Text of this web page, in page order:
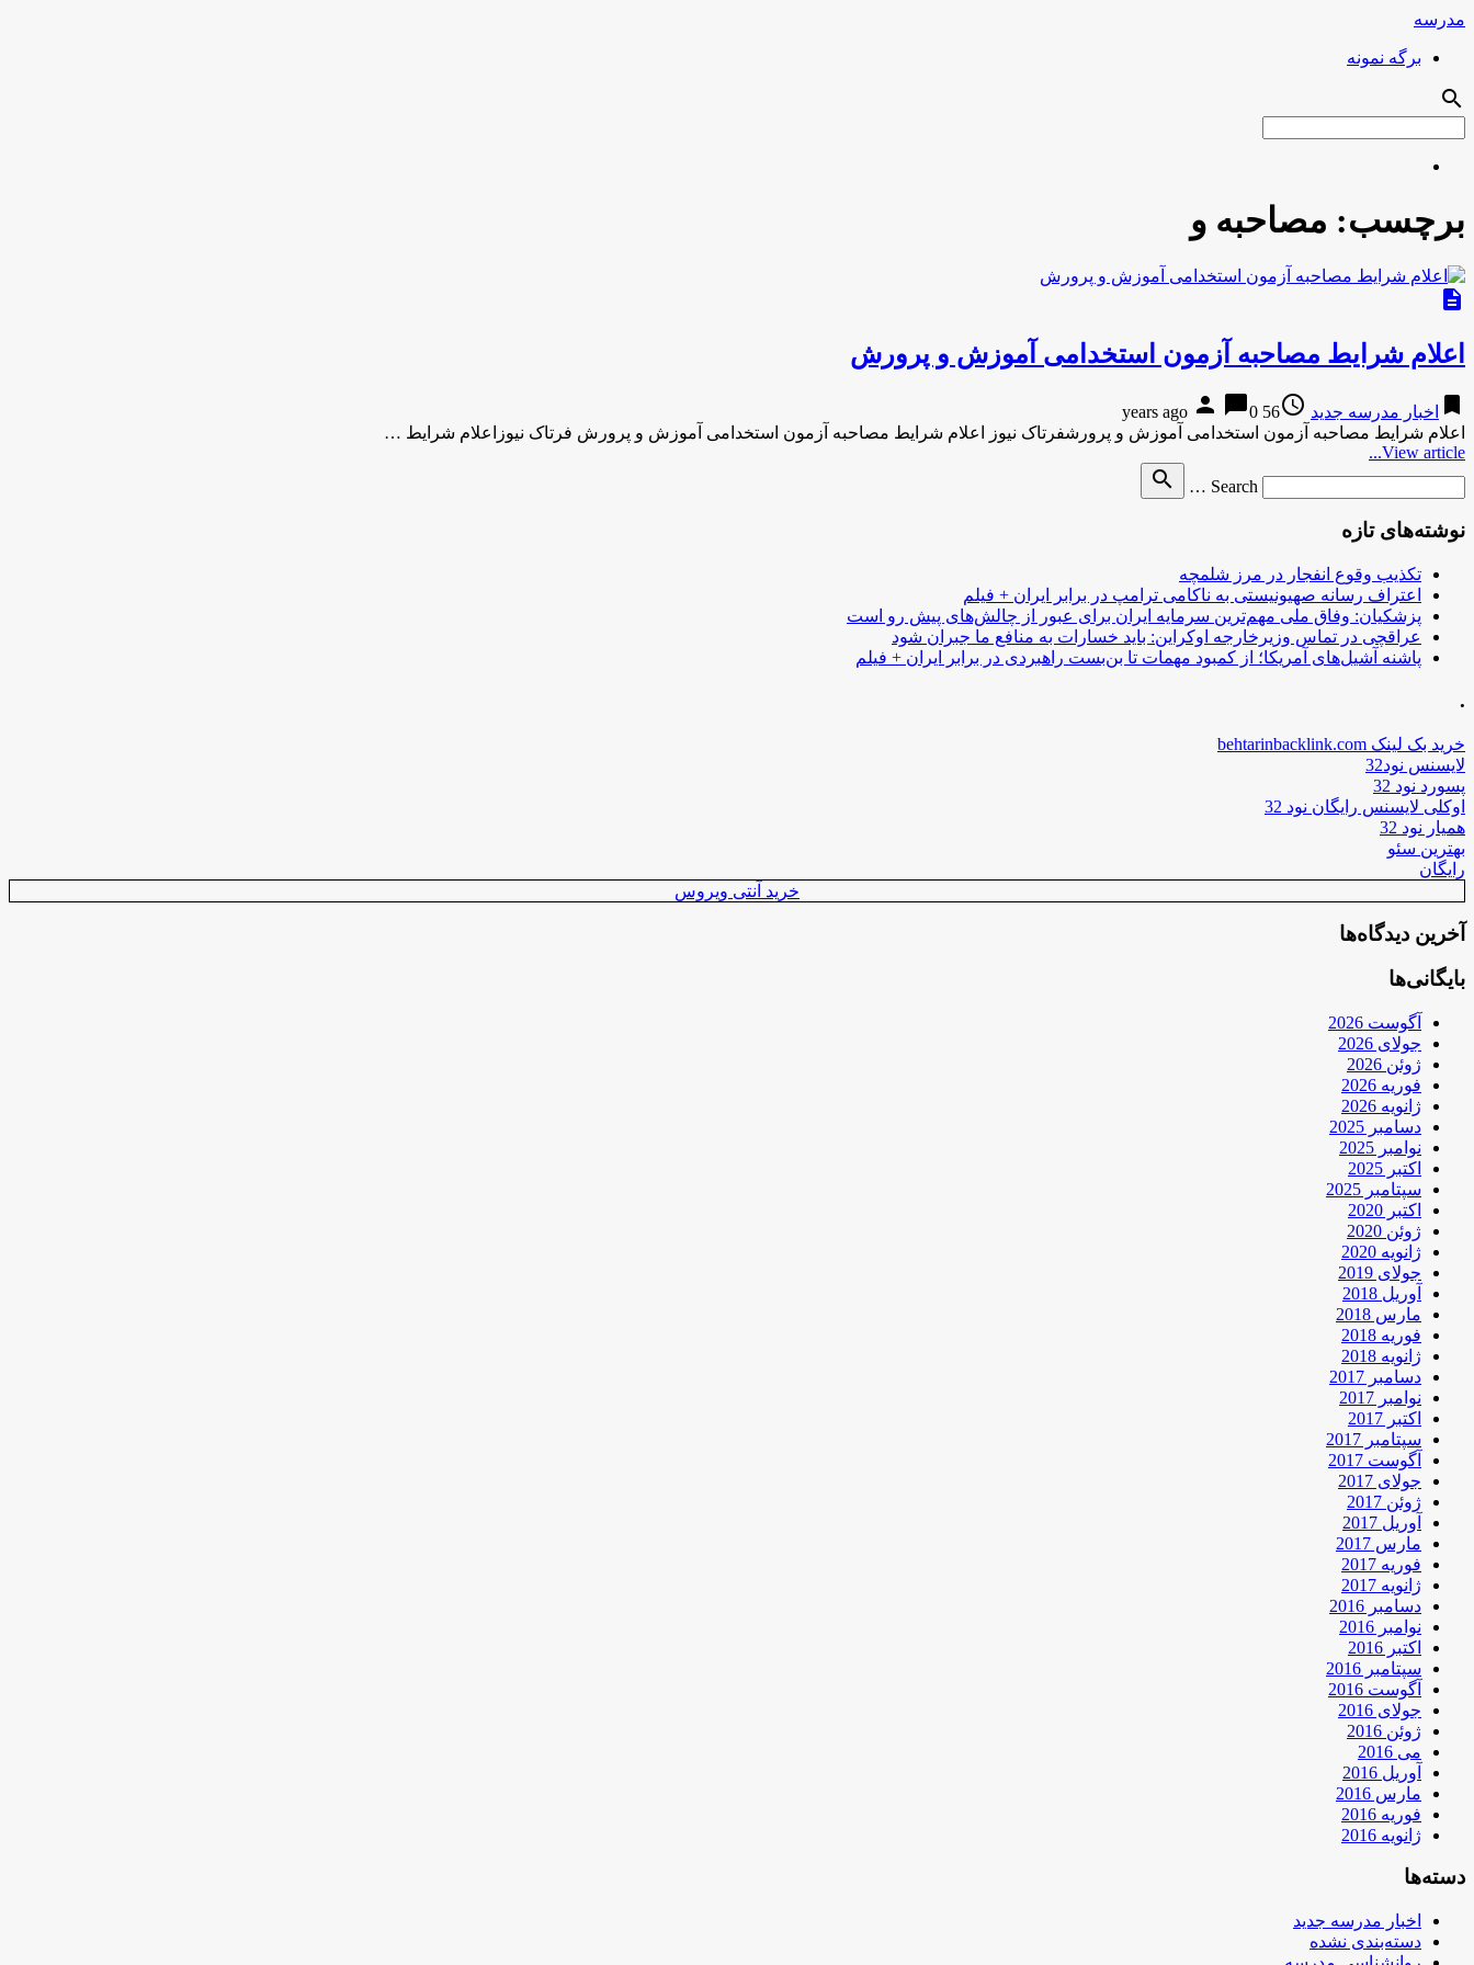
مدرسه
برگه نمونه
search
برچسب: مصاحبه و
description
اعلام شرایط مصاحبه آزمون استخدامی آموزش و پرورش
bookmark اخبار مدرسه جدید access_time
56 years ago
person chat_bubble0
اعلام شرایط مصاحبه آزمون استخدامی آموزش و پرورشفرتاک نیوز اعلام شرایط مصاحبه آزمون استخدامی آموزش و پرورش فرتاک نیوزاعلام شرایط …
View article...
Search …
search
نوشته‌های تازه
تکذیب وقوع انفجار در مرز شلمچه
اعتراف رسانه صهیونیستی به ناکامی ترامپ در برابر ایران + فیلم
پزشکیان: وفاق ملی مهم‌ترین سرمایه ایران برای عبور از چالش‌های پیش رو است
عراقچی در تماس وزیرخارجه اوکراین: باید خسارات به منافع ما جبران شود
پاشنه آشیل‌های آمریکا؛ از کمبود مهمات تا بن‌بست راهبردی در برابر ایران + فیلم
.
خرید بک لینک behtarinbacklink.com
لایسنس نود32
پسورد نود 32
اوکلی لایسنس رایگان نود 32
همیار نود 32
بهترین سئو
رایگان
خرید آنتی ویروس
آخرین دیدگاه‌ها
بایگانی‌ها
آگوست 2026
جولای 2026
ژوئن 2026
فوریه 2026
ژانویه 2026
دسامبر 2025
نوامبر 2025
اکتبر 2025
سپتامبر 2025
اکتبر 2020
ژوئن 2020
ژانویه 2020
جولای 2019
آوریل 2018
مارس 2018
فوریه 2018
ژانویه 2018
دسامبر 2017
نوامبر 2017
اکتبر 2017
سپتامبر 2017
آگوست 2017
جولای 2017
ژوئن 2017
آوریل 2017
مارس 2017
فوریه 2017
ژانویه 2017
دسامبر 2016
نوامبر 2016
اکتبر 2016
سپتامبر 2016
آگوست 2016
جولای 2016
ژوئن 2016
می 2016
آوریل 2016
مارس 2016
فوریه 2016
ژانویه 2016
دسته‌ها
اخبار مدرسه جدید
دسته‌بندی نشده